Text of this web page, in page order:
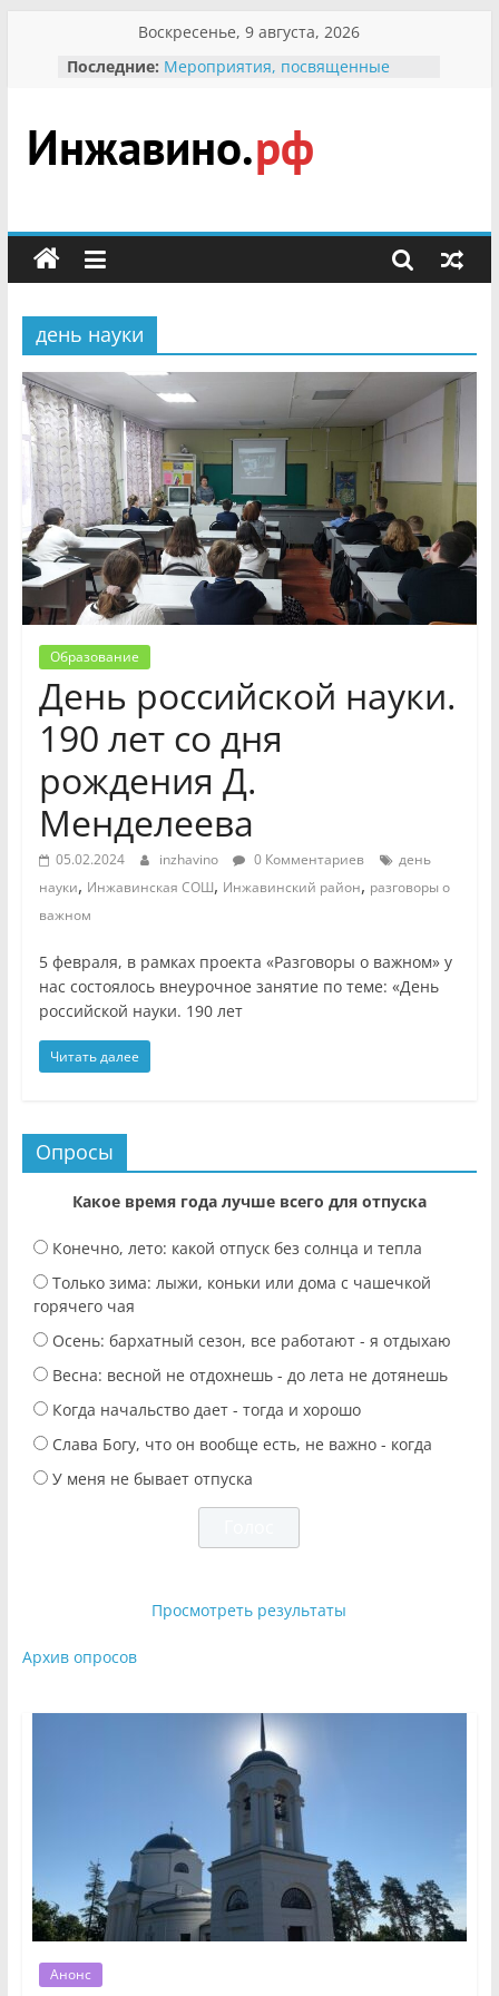
содержимому
Воскресенье, 9 августа, 2026
Последние: Мероприятия, посвященные
гражданин Инжавинского округа»
участнице Великой
Отечественной, фронтовичке
Безопасность в сети Интернет
мероприятии «Сохраним
заповедника родились крапчатые
суслики
Инжавино.рф
сельский
портал
день науки
Образование
День российской науки.
190 лет со дня
рождения Д.
Менделеева
05.02.2024 inzhavino 0 Комментариев
день
науки, Инжавинская СОШ, Инжавинский район, разговоры о
важном
5 февраля, в рамках проекта «Разговоры о важном» у
нас состоялось внеурочное занятие по теме: «День
российской науки. 190 лет
Читать далее
Опросы
Какое время года лучше всего для отпуска
Конечно, лето: какой отпуск без солнца и тепла
Только зима: лыжи, коньки или дома с чашечкой
горячего чая
Осень: бархатный сезон, все работают - я отдыхаю
Весна: весной не отдохнешь - до лета не дотянешь
Когда начальство дает - тогда и хорошо
Слава Богу, что он вообще есть, не важно - когда
У меня не бывает отпуска
Просмотреть результаты
Архив опросов
Анонс